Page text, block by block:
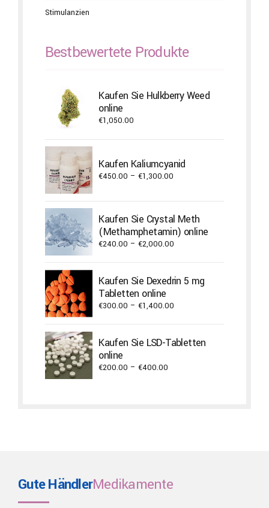
Stimulanzien
Bestbewertete Produkte
Kaufen Sie Hulkberry Weed
online
€1,050.00
Kaufen Kaliumcyanid
€450.00 – €1,300.00
through
€1,300.00
Kaufen Sie Crystal Meth
(Methamphetamin) online
€240.00 – €2,000.00
through
Kaufen Sie Dexedrin 5 mg
Tabletten online
€300.00 – €1,400.00
through
Kaufen Sie LSD-Tabletten
online
€200.00 – €400.00
Gute HändlerMedikamente